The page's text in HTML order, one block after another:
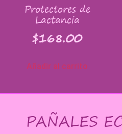
Protectores de
Lactancia
$168.00
Añadir al carrito
PAÑALES